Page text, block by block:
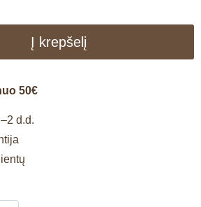
Į krepšelį
50€
d.d.